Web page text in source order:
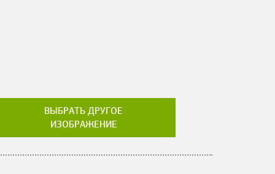
ВЫБРАТЬ ДРУГОЕ
ИЗОБРАЖЕНИЕ